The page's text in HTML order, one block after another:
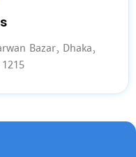
Bazar, Dhaka,